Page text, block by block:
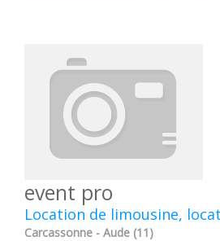
event pro
Location de limousine,
Carcassonne - Aude (11)